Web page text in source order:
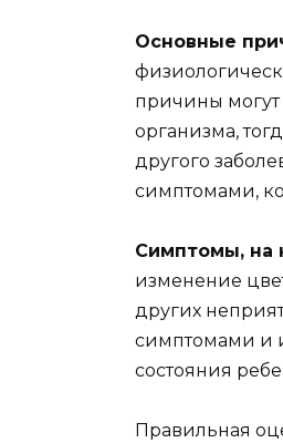
Основные
причины
организма,
другого
симптомами,
Симптомы, на
изменение
других
симптомами и
состояния
Правильная